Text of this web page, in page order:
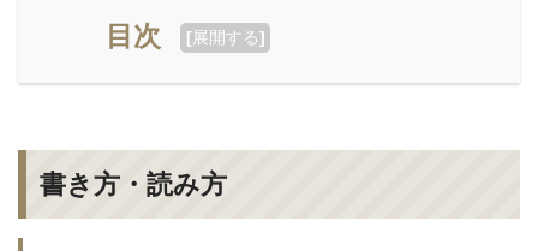
目次 [展開する]
書き方・読み方